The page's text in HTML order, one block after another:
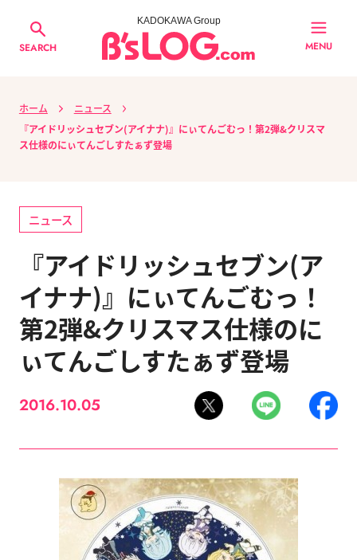
SEARCH
KADOKAWA Group
MENU
ホーム
ニュース
『アイドリッシュセブン(アイナナ)』にぃてんごむっ！第2弾&クリスマ
ス仕様のにぃてんごしすたぁず登場
ニュース
『アイドリッシュセブン(ア
イナナ)』にぃてんごむっ！
第2弾&クリスマス仕様のに
ぃてんごしすたぁず登場
2016.10.05